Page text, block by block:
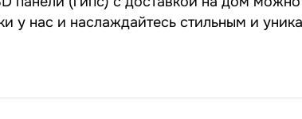
у нас и наслаждайтесь стильным и